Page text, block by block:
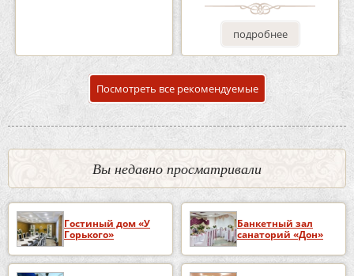
подробнее
Посмотреть все рекомендуемые
Вы недавно просматривали
Гостиный дом «У
Горького»
Банкетный зал
санаторий «Дон»